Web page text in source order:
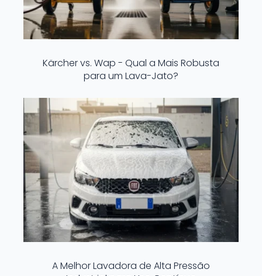
Kärcher vs. Wap - Qual a Mais Robusta
para um Lava-Jato?
A Melhor Lavadora de Alta Pressão